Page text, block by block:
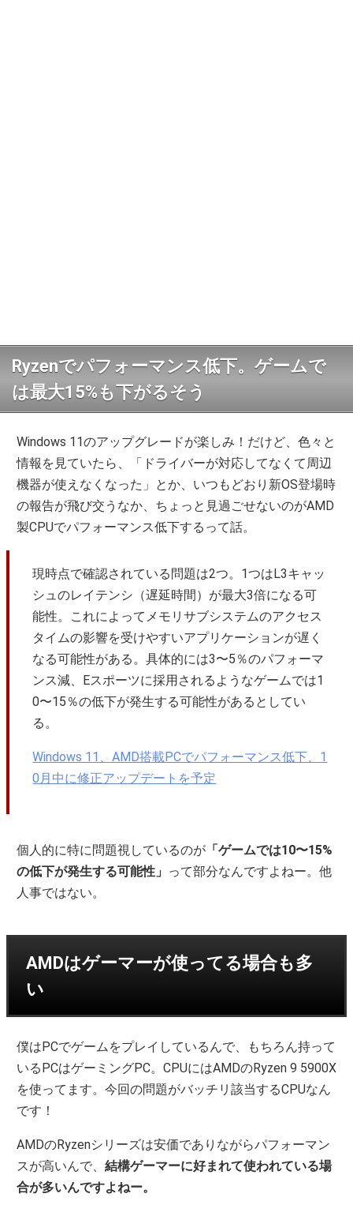
Ryzenでパフォーマンス低下。ゲームで
は最大15%も下がるそう
Windows 11のアップグレードが楽しみ！だけど、色々と
情報を見ていたら、「ドライバーが対応してなくて周辺
機器が使えなくなった」とか、いつもどおり新OS登場時
の報告が飛び交うなか、ちょっと見過ごせないのがAMD
製CPUでパフォーマンス低下するって話。
現時点で確認されている問題は2つ。1つはL3キャッ
シュのレイテンシ（遅延時間）が最大3倍になる可
能性。これによってメモリサブシステムのアクセス
タイムの影響を受けやすいアプリケーションが遅く
なる可能性がある。具体的には3〜5％のパフォーマ
ンス減、Eスポーツに採用されるようなゲームでは1
0〜15％の低下が発生する可能性があるとしてい
る。
Windows 11、AMD搭載PCでパフォーマンス低下、1
0月中に修正アップデートを予定
個人的に特に問題視しているのが 「ゲームでは10〜15%
の低下が発生する可能性」 って部分なんですよねー。他
人事ではない。
AMDはゲーマーが使ってる場合も多
い
僕はPCでゲームをプレイしているんで、もちろん持って
いるPCはゲーミングPC。CPUにはAMDのRyzen 9 5900X
を使ってます。今回の問題がバッチリ該当するCPUなん
です！
AMDのRyzenシリーズは安価でありながらパフォーマン
スが高いんで、結構ゲーマーに好まれて使われている場
合が多いんですよねー。